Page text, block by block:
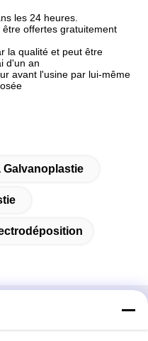
les 24 heures.
offertes gratuitement
la qualité et peut être
d'un an
avant l'usine par lui-même
Galvanoplastie